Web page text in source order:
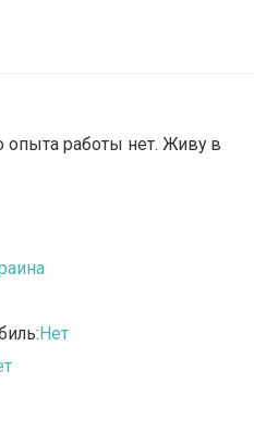
опыта работы нет. Живу в
Нет